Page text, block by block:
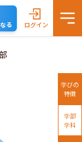
る ログイン
学びの
特徴
学部
学科